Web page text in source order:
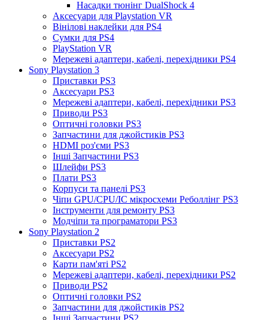
Насадки тюнінг DualShock 4
Аксесуари для Playstation VR
Вінілові наклейки для PS4
Сумки для PS4
PlayStation VR
Мережеві адаптери, кабелі, перехідники PS4
Sony Playstation 3
Приставки PS3
Аксесуари PS3
Мережеві адаптери, кабелі, перехідники PS3
Приводи PS3
Оптичні головки PS3
Запчастини для джойстиків PS3
HDMI роз'єми PS3
Інші Запчастини PS3
Шлейфи PS3
Плати PS3
Корпуси та панелі PS3
Чіпи GPU/CPU/IC мікросхеми Реболлінг PS3
Інструменти для ремонту PS3
Модчіпи та програматори PS3
Sony Playstation 2
Приставки PS2
Аксесуари PS2
Карти пам'яті PS2
Мережеві адаптери, кабелі, перехідники PS2
Приводи PS2
Оптичні головки PS2
Запчастини для джойстиків PS2
Інші Запчастини PS2